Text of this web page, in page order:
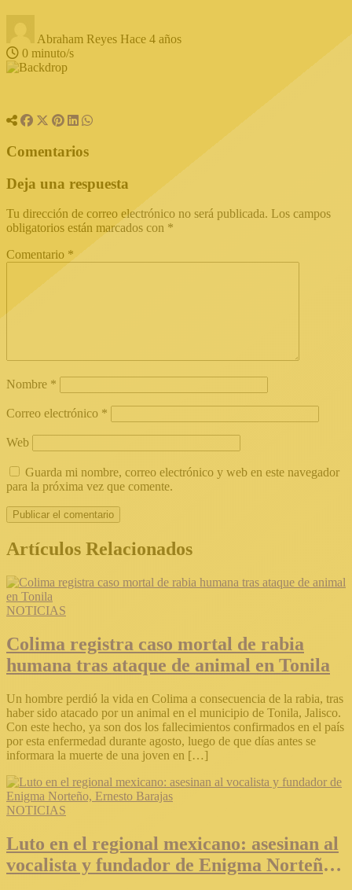
Abraham Reyes Hace 4 años
0 minuto/s
Comentarios
Deja una respuesta
Tu dirección de correo electrónico no será publicada. Los campos
obligatorios están marcados con *
Comentario *
Nombre *
Correo electrónico *
Web
Guarda mi nombre, correo electrónico y web en este navegador
para la próxima vez que comente.
Artículos Relacionados
NOTICIAS
Colima registra caso mortal de rabia
humana tras ataque de animal en Tonila
Un hombre perdió la vida en Colima a consecuencia de la rabia, tras
haber sido atacado por un animal en el municipio de Tonila, Jalisco.
Con este hecho, ya son dos los fallecimientos confirmados en el país
por esta enfermedad durante agosto, luego de que días antes se
informara la muerte de una joven en […]
NOTICIAS
Luto en el regional mexicano: asesinan al
vocalista y fundador de Enigma Norteño,